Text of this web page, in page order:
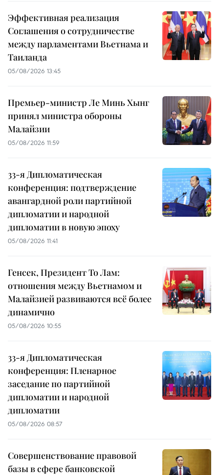
Эффективная реализация
Соглашения о сотрудничестве
между парламентами Вьетнама и
Таиланда
05/08/2026 13:45
Премьер-министр Ле Минь Хынг
принял министра обороны
Малайзии
05/08/2026 11:59
33-я Дипломатическая
конференция: подтверждение
авангардной роли партийной
дипломатии и народной
дипломатии в новую эпоху
05/08/2026 11:41
Генсек, Президент То Лам:
отношения между Вьетнамом и
Малайзией развиваются всё более
динамично
05/08/2026 10:55
33-я Дипломатическая
конференция: Пленарное
заседание по партийной
дипломатии и народной
дипломатии
05/08/2026 08:57
Совершенствование правовой
базы в сфере банковской